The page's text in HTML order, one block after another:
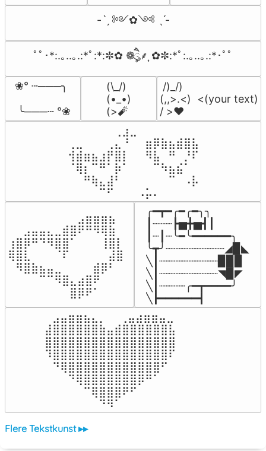
-ˋˏ ༻✿༺ ˎˊ-
ﾟﾟ･*:.｡..｡.:*ﾟ:*:✼✿ ❁ཻུ۪۪⸙͎ ✿✼:*ﾟ:.｡..｡.:*･ﾟﾟ
❀° ┄───╮
╰───┄ °❀
(\_/)
(•_•)
(>🧨
/)_/)
(,,>.<)  <(your text)
/ >❤️
⠀⠀⠀⠀⠀⠀⢀⣰⣀⠀⠀⠀⠀⠀⠀⠀⠀
⢀⣀⠀⠀⠀⢀⣄⠘⠀⠀⣶⡿⣷⣦⣾⣿⣧
⢺⣾⣶⣦⣰⡟⣿⡇⠀⠀⠻⣧⠀⠛⠀⡘⠏
⠈⢿⡆⠉⠛⠁⡷⠁⠀⠀⠀⠉⠳⣦⣮⠁⠀
⠀⠀⠛⢷⣄⣼⠃⠀⠀⠀⠀⠀⠀⠉⠀⠠⡧
⠀⠀⠀⠀⠉⠋⠀⠀⠀⠠⡥⠄⠀⠀⠀⠀⠀
⠀⠀⠀⠀⠀⠀⠀⠀⠀⣠⣶⣶⣶⣦⠀⠀
⠀⠀⣠⣤⣤⣄⣀⣾⣿⠟⠛⠻⢿⣷⠀
⢰⣿⡿⠛⠙⠻⣿⣿⠁⠀⠀⠀⢸⣿⡇
⢿⣿⣇⠀⠀⠀⠈⠏⠀⠀⠀⠀⠀⣼⣿⠀
⠀⠻⣿⣷⣦⣤⣀⠀⠀⠀⠀⣾⡿⠃⠀
⠀⠀⠀⠀⠉⠉⠻⣿⣄⣴⣿⠟⠀⠀⠀
⠀⠀⠀⠀⠀⠀⠀⠀⣿⡿⠟⠁⠀⠀⠀⠀
╭━┳━╭━╭━╮╮
┃┈┈┈┣▅╋▅┫┃
┃┈┃┈╰━╰━━━━━━╮
╰┳╯┈┈┈┈┈┈┈┈┈◢▉◣
╲┃┈┈┈┈┈┈┈┈┈▉▉▉
╲┃┈┈┈┈┈┈┈┈┈◥▉◤
╲┃┈┈┈┈╭━┳━━━━╯
╲┣━━━━━━┫﻿
⠀⣠⣤⣶⣶⣦⣄⡀  ⠀⢀⣤⣴⣶⣶⣤⣀⠀
⣼⣿⣿⣿⣿⣿⣿⣷⣤⣾⣿⣿⣿⣿⣿⣿⣧
⣿⣿⣿⣿⣿⣿⣿⣿⣿⣿⣿⣿⣿⣿⣿⣿⣿
⠹⣿⣿⣿⣿⣿⣿⣿⣿⣿⣿⣿⣿⣿⣿⣿⠏
⠀⠙⢿⣿⣿⣿⣿⣿⣿⣿⣿⣿⣿⣿⣿⠋⠀
⠀⠀⠀⠙⢿⣿⣿⣿⣿⣿⣿⣿⡿⠛⠁⠀⠀
⠀⠀⠀⠀⠀⠉⢿⣿⣿⣿⠟⠋⠀⠀⠀⠀⠀
⠀⠀⠀⠀⠀⠀⠀⠙⠻⠁⠀⠀⠀⠀⠀⠀⠀⠀⠀⠀⠀⠀⠀
Flere Tekstkunst ▸▸